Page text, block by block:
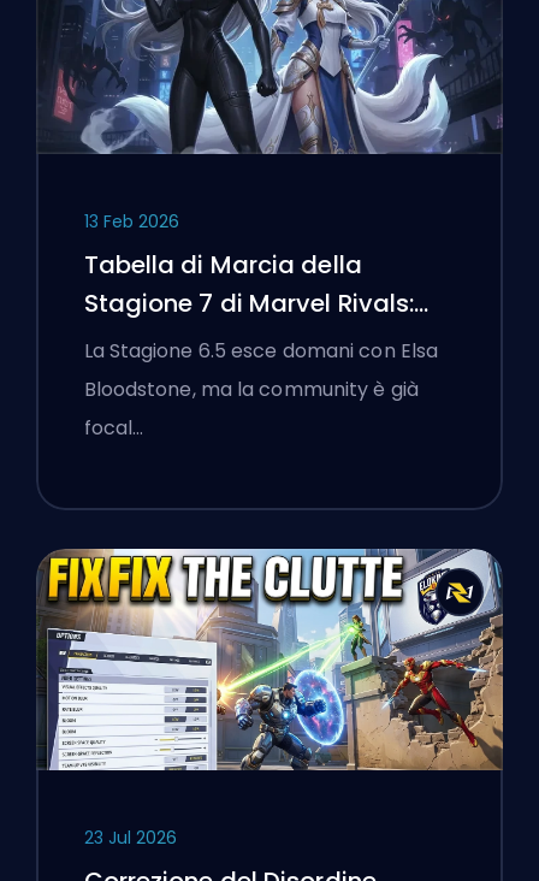
13 Feb 2026
Tabella di Marcia della
Stagione 7 di Marvel Rivals:
Black Cat, White Fox e l'Evento
Monsters Take Manhattan
La Stagione 6.5 esce domani con Elsa
Bloodstone, ma la community è già
focal…
23 Jul 2026